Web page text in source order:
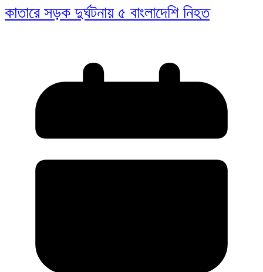
কাতারে সড়ক দুর্ঘটনায় ৫ বাংলাদেশি নিহত